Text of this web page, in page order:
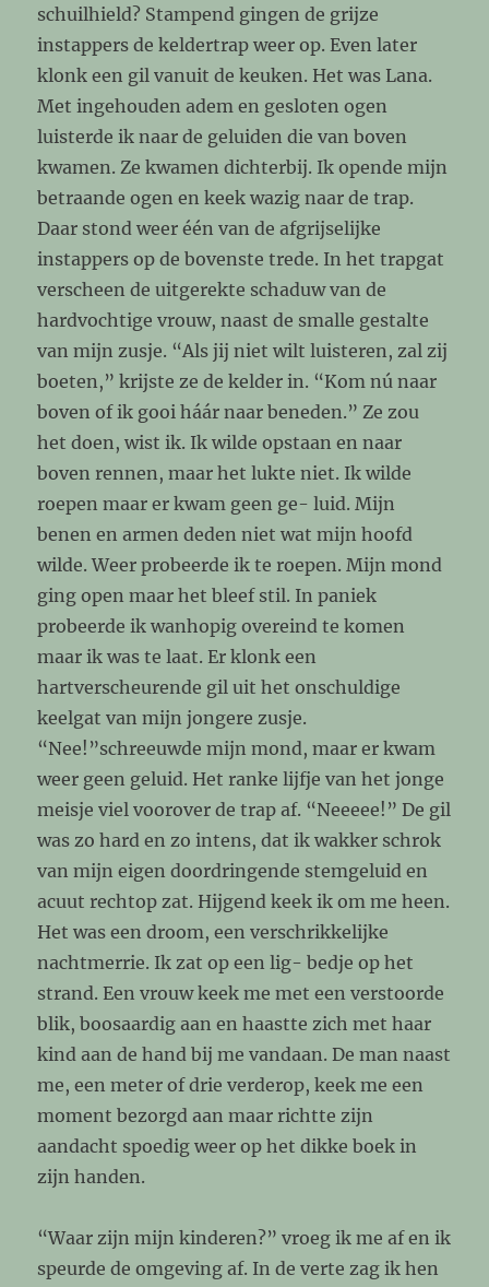
schuilhield? Stampend gingen de grijze
instappers de keldertrap weer op. Even later
klonk een gil vanuit de keuken. Het was Lana.
Met ingehouden adem en gesloten ogen
luisterde ik naar de geluiden die van boven
kwamen. Ze kwamen dichterbij. Ik opende mijn
betraande ogen en keek wazig naar de trap.
Daar stond weer één van de afgrijselijke
instappers op de bovenste trede. In het trapgat
verscheen de uitgerekte schaduw van de
hardvochtige vrouw, naast de smalle gestalte
van mijn zusje. “Als jij niet wilt luisteren, zal zij
boeten,” krijste ze de kelder in. “Kom nú naar
boven of ik gooi háár naar beneden.” Ze zou
het doen, wist ik. Ik wilde opstaan en naar
boven rennen, maar het lukte niet. Ik wilde
roepen maar er kwam geen ge- luid. Mijn
benen en armen deden niet wat mijn hoofd
wilde. Weer probeerde ik te roepen. Mijn mond
ging open maar het bleef stil. In paniek
probeerde ik wanhopig overeind te komen
maar ik was te laat. Er klonk een
hartverscheurende gil uit het onschuldige
keelgat van mijn jongere zusje.
“Nee!”schreeuwde mijn mond, maar er kwam
weer geen geluid. Het ranke lijfje van het jonge
meisje viel voorover de trap af. “Neeeee!” De gil
was zo hard en zo intens, dat ik wakker schrok
van mijn eigen doordringende stemgeluid en
acuut rechtop zat. Hijgend keek ik om me heen.
Het was een droom, een verschrikkelijke
nachtmerrie. Ik zat op een lig- bedje op het
strand. Een vrouw keek me met een verstoorde
blik, boosaardig aan en haastte zich met haar
kind aan de hand bij me vandaan. De man naast
me, een meter of drie verderop, keek me een
moment bezorgd aan maar richtte zijn
aandacht spoedig weer op het dikke boek in
zijn handen.
“Waar zijn mijn kinderen?” vroeg ik me af en ik
speurde de omgeving af. In de verte zag ik hen